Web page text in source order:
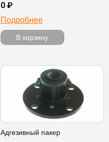
0 ₽
Подробнее
В корзину
Адгезивный пакер